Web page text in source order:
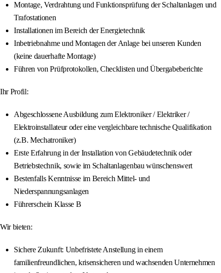
Montage, Verdrahtung und Funktionsprüfung der Schaltanlagen und
Trafostationen
Installationen im Bereich der Energietechnik
Inbetriebnahme und Montagen der Anlage bei unseren Kunden
(keine dauerhafte Montage)
Führen von Prüfprotokollen, Checklisten und Übergabeberichte
Ihr Profil:
Abgeschlossene Ausbildung zum Elektroniker / Elektriker /
Elektroinstallateur oder eine vergleichbare technische Qualifikation
(z.B. Mechatroniker)
Erste Erfahrung in der Installation von Gebäudetechnik oder
Betriebstechnik, sowie im Schaltanlagenbau wünschenswert
Bestenfalls Kenntnisse im Bereich Mittel- und
Niederspannungsanlagen
Führerschein Klasse B
Wir bieten:
Sichere Zukunft: Unbefristete Anstellung in einem
familienfreundlichen, krisensicheren und wachsenden Unternehmen